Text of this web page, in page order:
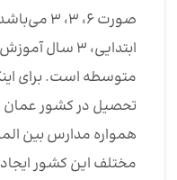
متوسطه است. برای
تحصیل در کشور عمان
همواره مدارس بین
مختلف این کشور